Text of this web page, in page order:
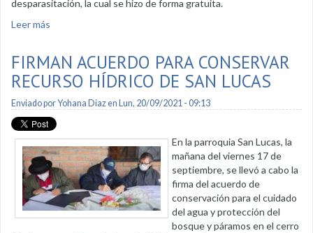
desparasitación, la cual se hizo de forma gratuita.
Leer más
FIRMAN ACUERDO PARA CONSERVAR
RECURSO HÍDRICO DE SAN LUCAS
Enviado porYohana Diazen Lun, 20/09/2021 - 09:13
En la parroquia San Lucas, la
mañana del viernes 17 de
septiembre, se llevó a cabo la
firma del acuerdo de
conservación para el cuidado
del agua y protección del
bosque y páramos en el cerro